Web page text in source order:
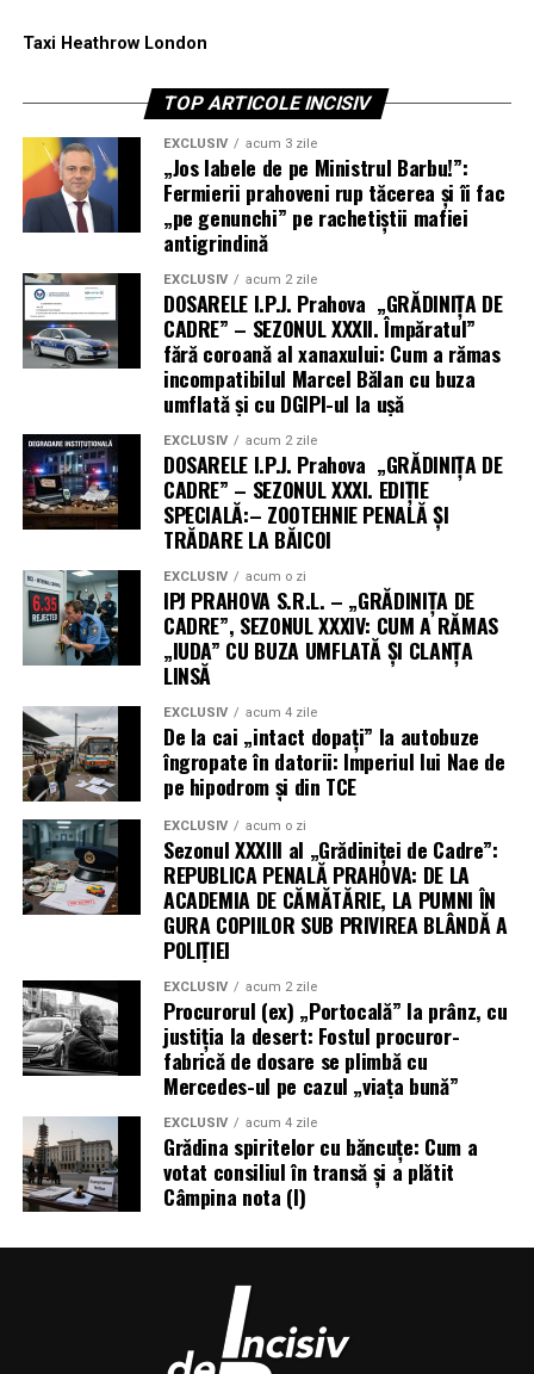
Taxi Heathrow London
TOP ARTICOLE INCISIV
EXCLUSIV acum 3 zile
„Jos labele de pe Ministrul Barbu!”:
Fermierii prahoveni rup tăcerea și îi fac
„pe genunchi” pe rachetiștii mafiei
antigrindină
EXCLUSIV acum 2 zile
DOSARELE I.P.J. Prahova „GRĂDINIȚA DE
CADRE” – SEZONUL XXXII. Împăratul”
fără coroană al xanaxului: Cum a rămas
incompatibilul Marcel Bălan cu buza
umflată și cu DGIPI-ul la ușă
EXCLUSIV acum 2 zile
DOSARELE I.P.J. Prahova „GRĂDINIȚA DE
CADRE” – SEZONUL XXXI. EDIȚIE
SPECIALĂ:– ZOOTEHNIE PENALĂ ȘI
TRĂDARE LA BĂICOI
EXCLUSIV acum o zi
IPJ PRAHOVA S.R.L. – „GRĂDINIȚA DE
CADRE”, SEZONUL XXXIV: CUM A RĂMAS
„IUDA” CU BUZA UMFLATĂ ȘI CLANȚA
LINSĂ
EXCLUSIV acum 4 zile
De la cai „intact dopați” la autobuze
îngropate în datorii: Imperiul lui Nae de
pe hipodrom și din TCE
EXCLUSIV acum o zi
Sezonul XXXIII al „Grădiniței de Cadre”:
REPUBLICA PENALĂ PRAHOVA: DE LA
ACADEMIA DE CĂMĂTĂRIE, LA PUMNI ÎN
GURA COPIILOR SUB PRIVIREA BLÂNDĂ A
POLIȚIEI
EXCLUSIV acum 2 zile
Procurorul (ex) „Portocală” la prânz, cu
justiția la desert: Fostul procuror-
fabrică de dosare se plimbă cu
Mercedes-ul pe cazul „viața bună”
EXCLUSIV acum 4 zile
Grădina spiritelor cu băncuțe: Cum a
votat consiliul în transă și a plătit
Câmpina nota (I)